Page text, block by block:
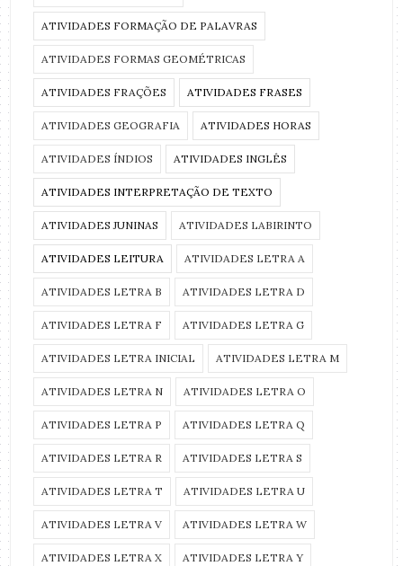
ATIVIDADES FORMAÇÃO DE PALAVRAS
ATIVIDADES FORMAS GEOMÉTRICAS
ATIVIDADES FRAÇÕES ATIVIDADES FRASES
ATIVIDADES GEOGRAFIA ATIVIDADES HORAS
ATIVIDADES ÍNDIOS ATIVIDADES INGLÊS
ATIVIDADES INTERPRETAÇÃO DE TEXTO
ATIVIDADES JUNINAS ATIVIDADES LABIRINTO
ATIVIDADES LEITURA ATIVIDADES LETRA A
ATIVIDADES LETRA B ATIVIDADES LETRA D
ATIVIDADES LETRA F ATIVIDADES LETRA G
ATIVIDADES LETRA INICIAL ATIVIDADES LETRA M
ATIVIDADES LETRA N ATIVIDADES LETRA O
ATIVIDADES LETRA P ATIVIDADES LETRA Q
ATIVIDADES LETRA R ATIVIDADES LETRA S
ATIVIDADES LETRA T ATIVIDADES LETRA U
ATIVIDADES LETRA V ATIVIDADES LETRA W
ATIVIDADES LETRA X ATIVIDADES LETRA Y